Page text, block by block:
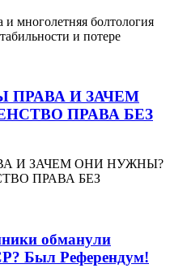
многолетняя болтология
и потере
ПРАВА И ЗАЧЕМ
ПРАВА БЕЗ
И ЗАЧЕМ ОНИ НУЖНЫ?
ПРАВА БЕЗ
обманули
Был Референдум!